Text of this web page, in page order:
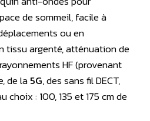
de sommeil, facile à
ou en
tissu argenté, atténuation de
HF (provenant
de la5G, des sans fil DECT,
choix : 100, 135 et 175 cm de